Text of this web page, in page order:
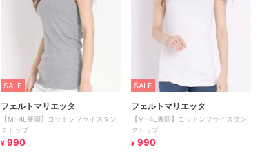
SALE
フェルトマリエッタ
【M~4L展開】コットンフライスタン
クトップ
¥ 990
SALE
フェルトマリエッタ
【M~4L展開】コットンフライスタン
クトップ
¥ 990